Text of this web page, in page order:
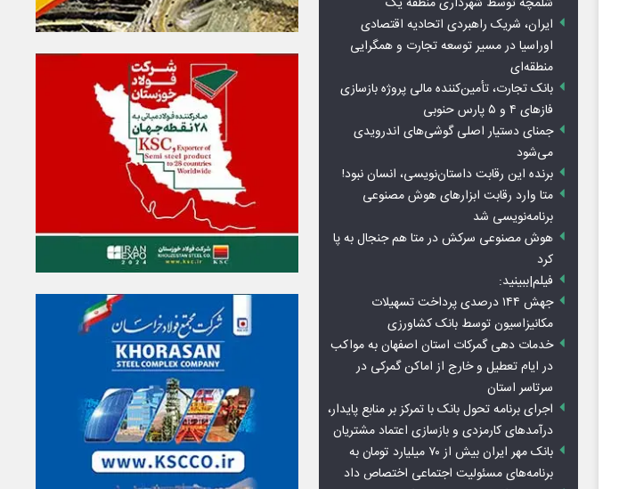
ایران، شریک راهبردی اتحادیه اقتصادی
اوراسیا در مسیر توسعه تجارت و همگرایی
منطقه‌ای
بانک تجارت، تأمین‌کننده مالی پروژه بازسازی
فازهای ۴ و ۵ پارس حنوبی
جمنای دستیار اصلی گوشی‌های اندرویدی
می‌شود
برنده این رقابت داستان‌نویسی، انسان نبود!
متا وارد رقابت ابزارهای هوش مصنوعی
برنامه‌نویسی شد
هوش مصنوعی سرکش در متا هم جنجال به پا
کرد
فیلم|ببینید:
جهش ۱۴۴ درصدی پرداخت تسهیلات
مکانیزاسیون توسط بانک کشاورزی
خدمات دهی گمرکات استان اصفهان به مواکب
در ایام تعطیل و خارج از اماکن گمرکی در
سرتاسر استان
اجرای برنامه تحول بانک با تمرکز بر منابع پایدار،
درآمدهای کارمزدی و بازسازی اعتماد مشتریان
بانک مهر ایران بیش از ۷۰ میلیارد تومان به
برنامه‌های مسئولیت اجتماعی اختصاص داد